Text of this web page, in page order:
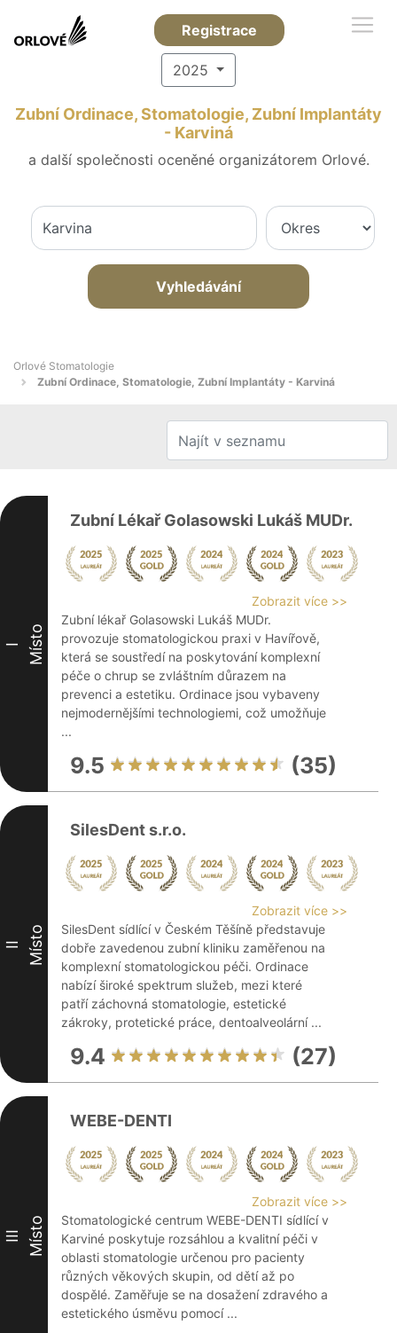
Registrace
2025
Zubní Ordinace, Stomatologie, Zubní Implantáty
- Karviná
a další společnosti oceněné organizátorem Orlové.
Vyhledávání
Orlové Stomatologie
Zubní Ordinace, Stomatologie, Zubní Implantáty - Karviná
I Místo
Zubní Lékař Golasowski Lukáš MUDr.
Zobrazit více >>
Zubní lékař Golasowski Lukáš MUDr.
provozuje stomatologickou praxi v Havířově,
která se soustředí na poskytování komplexní
péče o chrup se zvláštním důrazem na
prevenci a estetiku. Ordinace jsou vybaveny
nejmodernějšími technologiemi, což umožňuje
...
9.5 (35)
II Místo
SilesDent s.r.o.
Zobrazit více >>
SilesDent sídlící v Českém Těšíně představuje
dobře zavedenou zubní kliniku zaměřenou na
komplexní stomatologickou péči. Ordinace
nabízí široké spektrum služeb, mezi které
patří záchovná stomatologie, estetické
zákroky, protetické práce, dentoalveolární ...
9.4 (27)
III Místo
WEBE-DENTI
Zobrazit více >>
Stomatologické centrum WEBE-DENTI sídlící v
Karviné poskytuje rozsáhlou a kvalitní péči v
oblasti stomatologie určenou pro pacienty
různých věkových skupin, od dětí až po
dospělé. Zaměřuje se na dosažení zdravého a
estetického úsměvu pomocí ...